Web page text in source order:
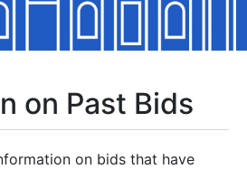
on Past Bids
on bids that have